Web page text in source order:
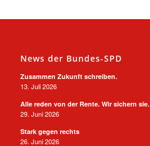
News der Bundes-SPD
Zusammen Zukunft schreiben.
13. Juli 2026
Alle reden von der Rente. Wir sichern sie.
29. Juni 2026
Stark gegen rechts
26. Juni 2026